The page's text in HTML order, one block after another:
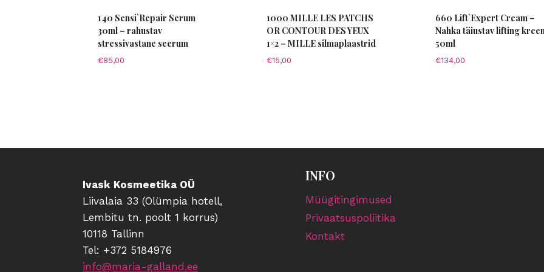
140 Sensi`Repair Serum
30ml – rahustav
stressivastane seerum
€85,00
1000 MILLE LES PATCHS
OR CONTOUR DES YEUX
1×2 – MILLE silmaplaastrid
€15,00
660 Lift`Expert Cream –
Nahka täiustav lifting
50ml
€134,00
Ivask Kosmeetika OÜ
Liivalaia 33 (Olümpia hotell,
Lembitu tn. poolt 1 korrus)
10118 Tallinn
Tel: +372 5184976
info@maria-galland.ee
INFO
Müügitingimused
Privaatsuspoliitika
Kontakt